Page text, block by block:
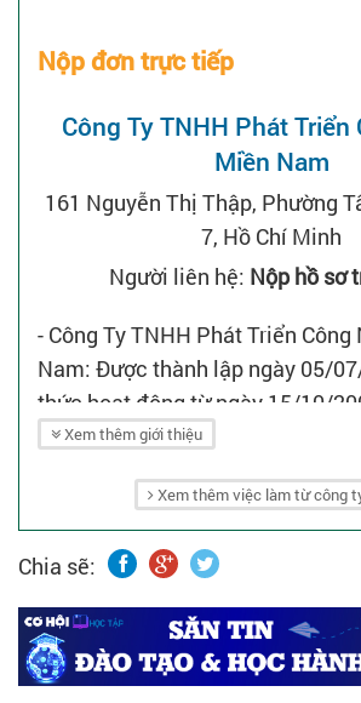
Nộp đơn trực tiếp
Công Ty TNHH Phát Triển
Miền Nam
161 Nguyễn Thị Thập, Phường
7, Hồ Chí Minh
Người liên hệ: Nộp hồ sơ
- Công Ty TNHH Phát Triển
Nam: Được thành lập ngày 05/
thức hoạt động từ ngày 15/10/
chuyên cung cấp thiết bị và giải
+ Giải pháp và thiết bị công nghệ
+ Thiết bị an ninh.
+ Giải pháp và thiết bị cho ngân
* Dịch vụ:
- Bảo hành, bảo trì, sửa chữa
- Tư vấn, giám sát, thi công lắp
Xem thêm giới thiệu
Xem thêm việc làm từ công
Chia sẽ: